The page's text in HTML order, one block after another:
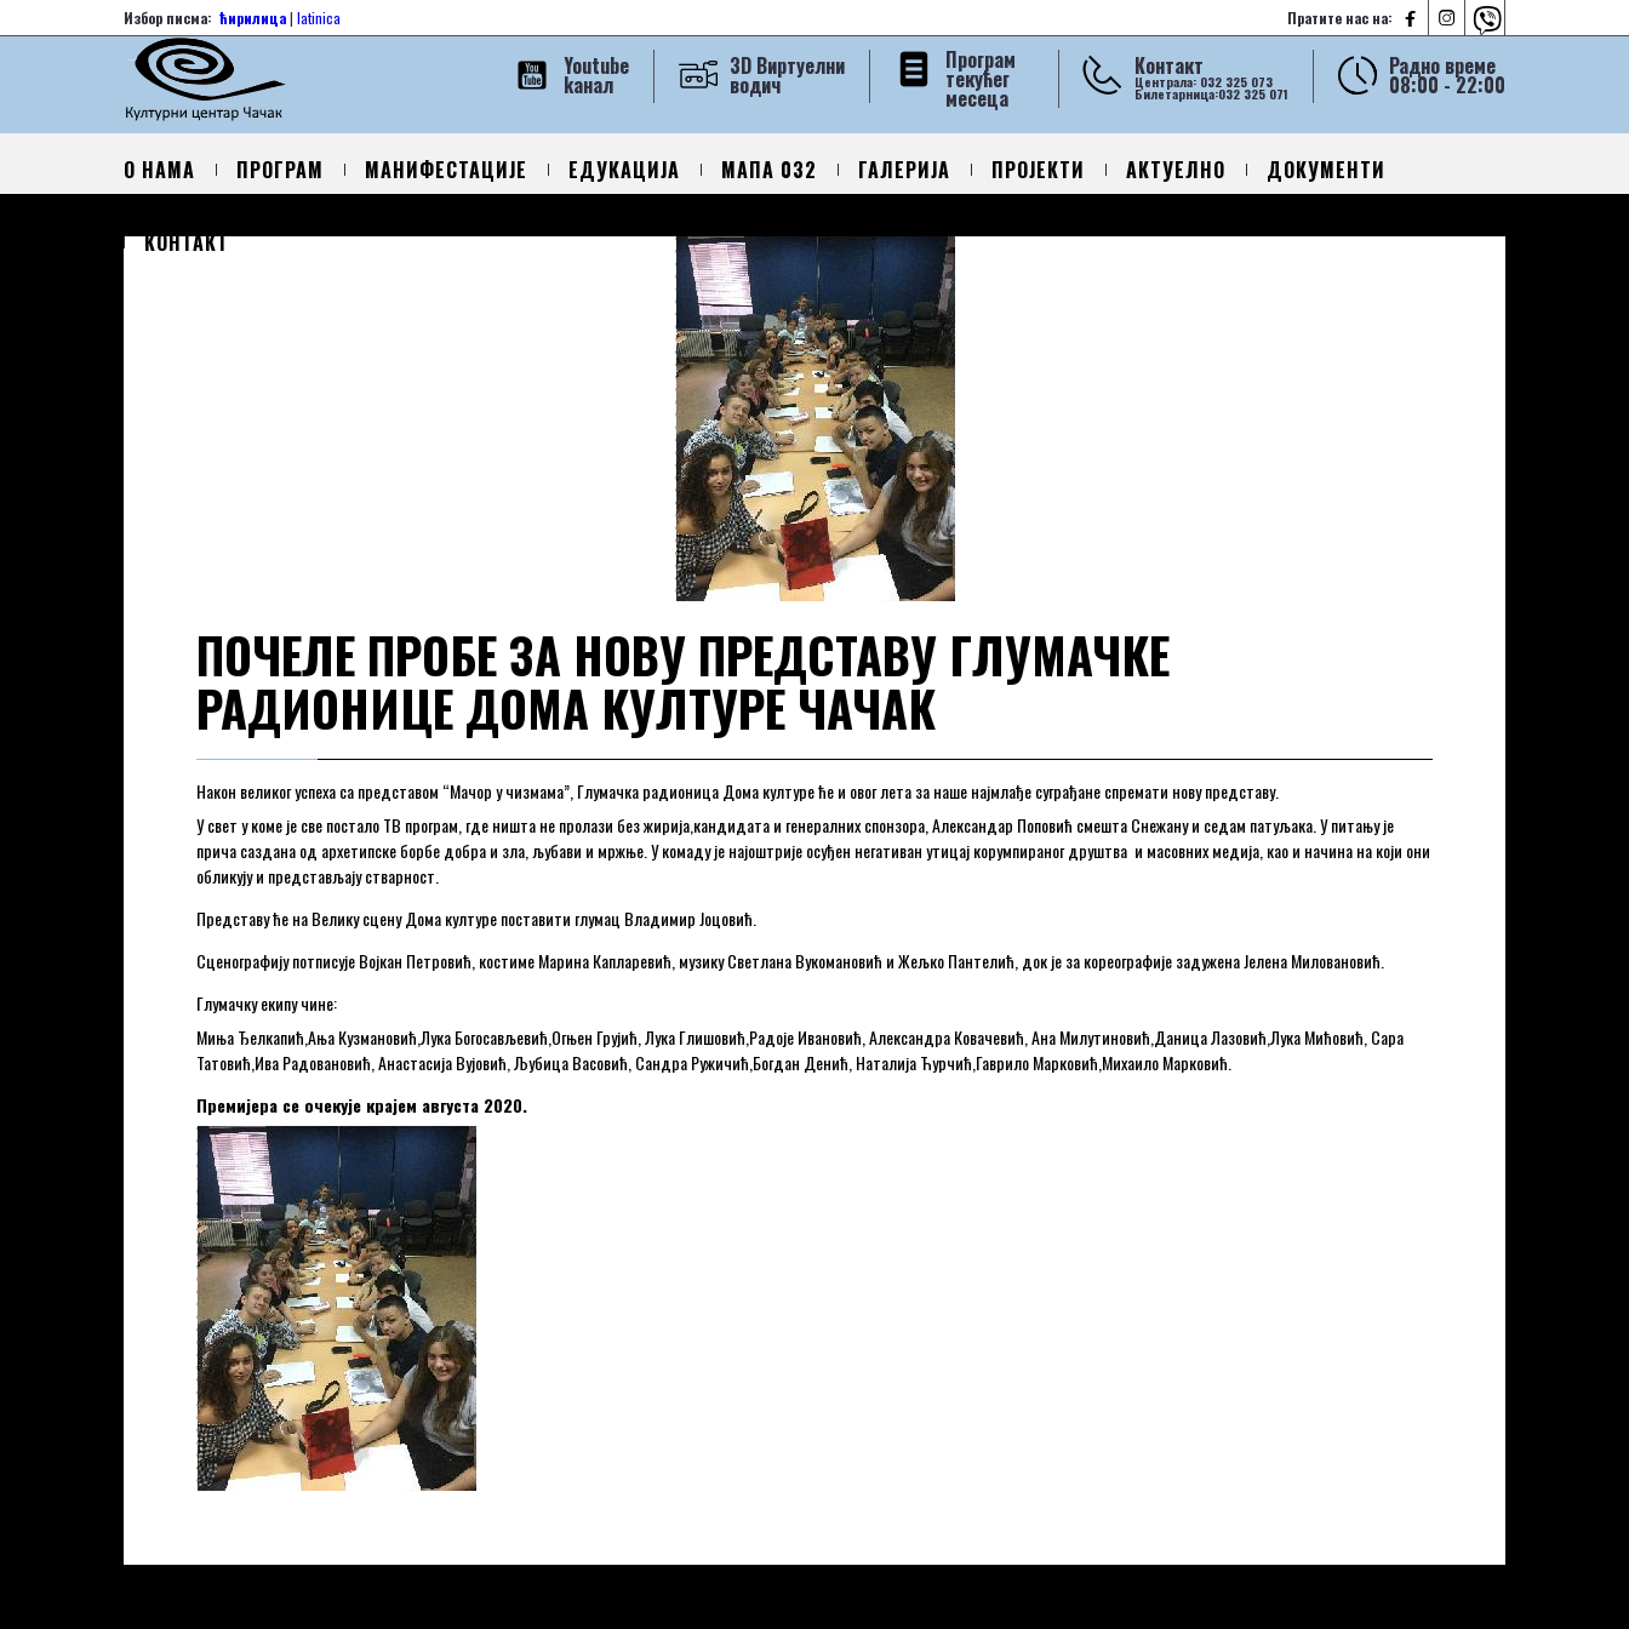
Пратите нас на:   
Избор писма: ћирилица| latinica
Радно време
08:00 - 22:00
Контакт
Централа: 032 325 073
Билетарница:032 325 071
Програм
текућег
месеца
3D Виртуелни
водич
Youtube
kанал
О НАМА ПРОГРАМ МАНИФЕСТАЦИЈЕ ЕДУКАЦИЈА МАПА 032 ГАЛЕРИЈА ПРОЈЕКТИ АКТУЕЛНО ДОКУМЕНТИ
КОНТАКТ
ПОЧЕЛЕ ПРОБЕ ЗА НОВУ ПРЕДСТАВУ ГЛУМАЧКЕ
РАДИОНИЦЕ ДОМА КУЛТУРЕ ЧАЧАК
Након великог успеха са представом “Мачор у чизмама”, Глумачка радионица Дома културе ће и овог лета за наше најмлађе суграђане спремати нову представу.
У свет у коме је све постало ТВ програм, где ништа не пролази без жирија,кандидата и генералних спонзора, Александар Поповић смешта Снежану и седам патуљака. У питању је
прича саздана од архетипске борбе добра и зла, љубави и мржње. У комаду је најоштрије осуђен негативан утицај корумпираног друштва и масовних медија, као и начина на који они
обликују и представљају стварност.
Представу ће на Велику сцену Дома културе поставити глумац Владимир Јоцовић.
Сценографију потписује Војкан Петровић, костиме Марина Капларевић, музику Светлана Вукомановић и Жељко Пантелић, док је за кореографије задужена Јелена Миловановић.
Глумачку екипу чине:
Миња Ђелкапић,Ања Кузмановић,Лука Богосављевић,Огњен Грујић, Лука Глишовић,Радоје Ивановић, Александра Ковачевић, Ана Милутиновић,Даница Лазовић,Лука Мићовић, Сара
Татовић,Ива Радовановић, Анастасија Вујовић, Љубица Васовић, Сандра Ружичић,Богдан Денић, Наталија Ћурчић,Гаврило Марковић,Михаило Марковић.
Премијера се очекује крајем августа 2020.